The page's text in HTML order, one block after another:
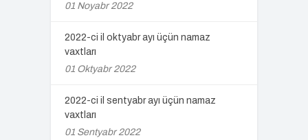
01 Noyabr 2022
2022-ci il oktyabr ayı üçün namaz
vaxtları
01 Oktyabr 2022
2022-ci il sentyabr ayı üçün namaz
vaxtları
01 Sentyabr 2022